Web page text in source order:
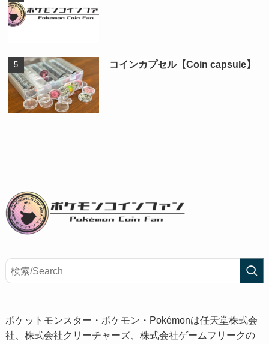
コインカプセル【Coin capsule】
ポケットモンスター・ポケモン・Pokémonは任天堂株式会
社、株式会社クリーチャーズ、株式会社ゲームフリークの